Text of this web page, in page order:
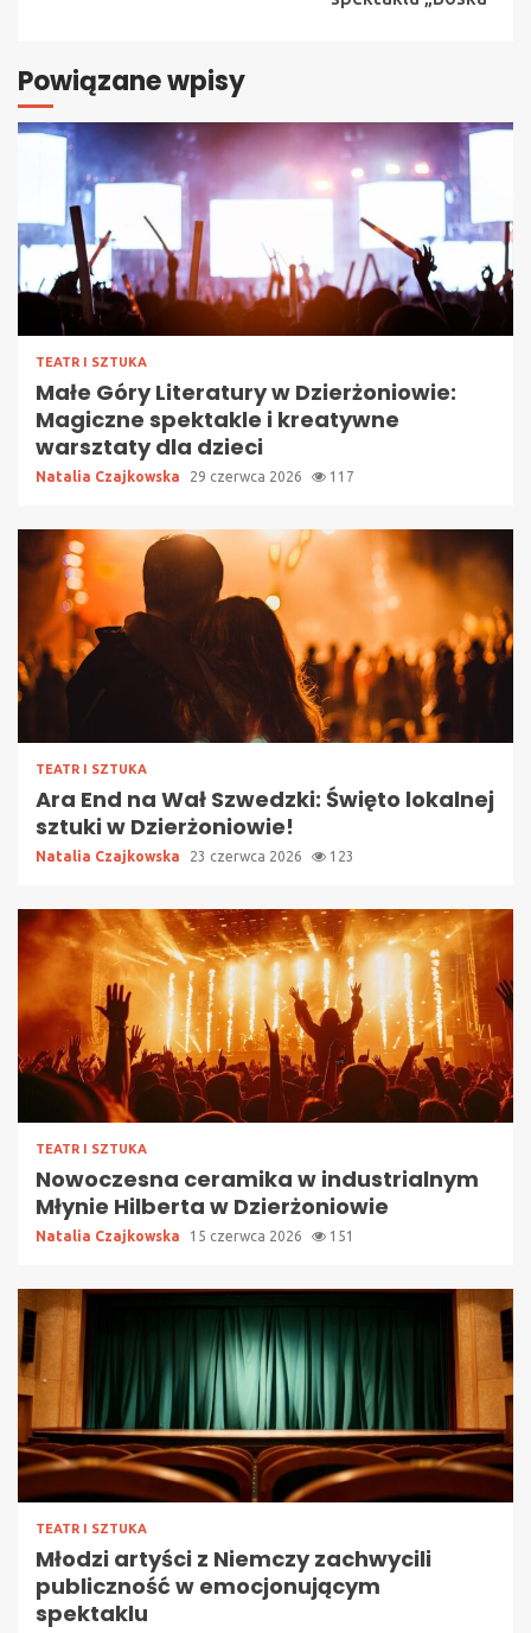
Powiązane wpisy
TEATR I SZTUKA
Małe Góry Literatury w Dzierżoniowie:
Magiczne spektakle i kreatywne
warsztaty dla dzieci
Natalia Czajkowska 29 czerwca 2026 117
TEATR I SZTUKA
Ara End na Wał Szwedzki: Święto lokalnej
sztuki w Dzierżoniowie!
Natalia Czajkowska 23 czerwca 2026 123
TEATR I SZTUKA
Nowoczesna ceramika w industrialnym
Młynie Hilberta w Dzierżoniowie
Natalia Czajkowska 15 czerwca 2026 151
TEATR I SZTUKA
Młodzi artyści z Niemczy zachwycili
publiczność w emocjonującym
spektaklu